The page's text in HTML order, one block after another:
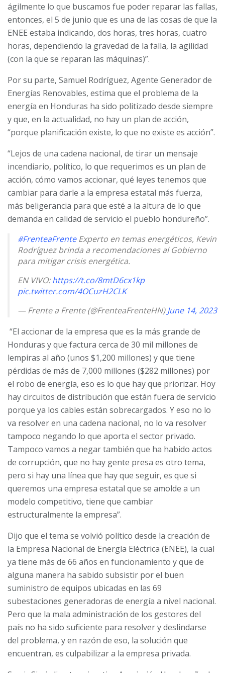
ágilmente lo que buscamos fue poder reparar las fallas,
entonces, el 5 de junio que es una de las cosas de que la
ENEE estaba indicando, dos horas, tres horas, cuatro
horas, dependiendo la gravedad de la falla, la agilidad
(con la que se reparan las máquinas)”.
Por su parte, Samuel Rodríguez, Agente Generador de
Energías Renovables, estima que el problema de la
energía en Honduras ha sido politizado desde siempre
y que, en la actualidad, no hay un plan de acción,
“porque planificación existe, lo que no existe es acción”.
“Lejos de una cadena nacional, de tirar un mensaje
incendiario, político, lo que requerimos es un plan de
acción, cómo vamos accionar, qué leyes tenemos que
cambiar para darle a la empresa estatal más fuerza,
más beligerancia para que esté a la altura de lo que
demanda en calidad de servicio el pueblo hondureño”.
#FrenteaFrenteExperto en temas energéticos, Kevin
Rodríguez brinda a recomendaciones al Gobierno
para mitigar crisis energética.
EN VIVO:https://t.co/8mtD6cx1kp
pic.twitter.com/4OCuzH2CLK
— Frente a Frente (@FrenteaFrenteHN)June 14, 2023
“El accionar de la empresa que es la más grande de
Honduras y que factura cerca de 30 mil millones de
lempiras al año (unos $1,200 millones) y que tiene
pérdidas de más de 7,000 millones ($282 millones) por
el robo de energía, eso es lo que hay que priorizar. Hoy
hay circuitos de distribución que están fuera de servicio
porque ya los cables están sobrecargados. Y eso no lo
va resolver en una cadena nacional, no lo va resolver
tampoco negando lo que aporta el sector privado.
Tampoco vamos a negar también que ha habido actos
de corrupción, que no hay gente presa es otro tema,
pero si hay una línea que hay que seguir, es que si
queremos una empresa estatal que se amolde a un
modelo competitivo, tiene que cambiar
estructuralmente la empresa”.
Dijo que el tema se volvió político desde la creación de
la Empresa Nacional de Energía Eléctrica (ENEE), la cual
ya tiene más de 66 años en funcionamiento y que de
alguna manera ha sabido subsistir por el buen
suministro de equipos ubicadas en las 69
subestaciones generadoras de energía a nivel nacional.
Pero que la mala administración de los gestores del
país no ha sido suficiente para resolver y deslindarse
del problema, y en razón de eso, la solución que
encuentran, es culpabilizar a la empresa privada.